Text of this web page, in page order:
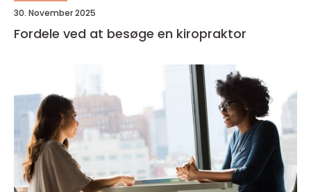
30. November 2025
Fordele ved at besøge en kiropraktor